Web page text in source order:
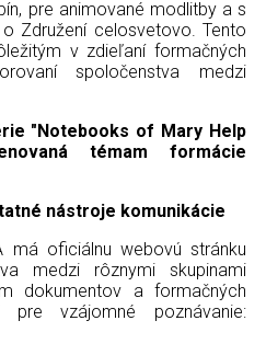
pre animované modlitby a s
o Združení celosvetovo. Tento
v zdieľaní formačných
spoločenstva medzi
"Notebooks of Mary Help
témam formácie
nástroje komunikácie
má oficiálnu webovú stránku
medzi rôznymi skupinami
dokumentov a formačných
vzájomné poznávanie: